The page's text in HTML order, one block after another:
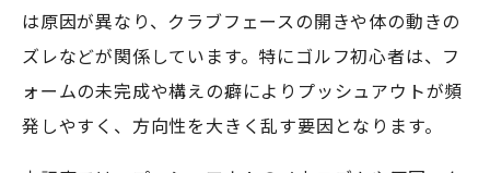
は原因が異なり、クラブフェースの開きや体の動きの
ズレなどが関係しています。特にゴルフ初心者は、フ
ォームの未完成や構えの癖によりプッシュアウトが頻
発しやすく、方向性を大きく乱す要因となります。